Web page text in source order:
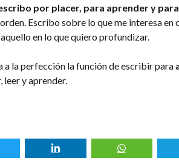
por placer, para aprender y
Escribo sobre lo que me interesa en
en lo que quiero profundizar.
a la perfección la función de escribir para
leer y aprender.